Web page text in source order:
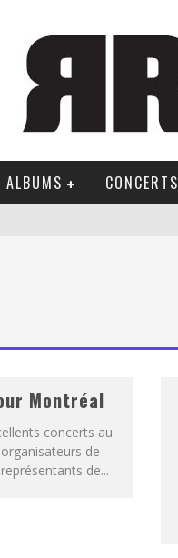
ALBUMS CONCERTS
Montréal
concerts au
de
de...